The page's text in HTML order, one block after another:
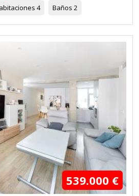
4 Baños 2
539.000 €